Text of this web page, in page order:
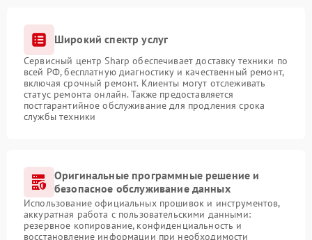
Широкий спектр услуг
Сервисный центр Sharp обеспечивает доставку техники по
всей РФ, бесплатную диагностику и качественный ремонт,
включая срочный ремонт. Клиенты могут отслеживать
статус ремонта онлайн. Также предоставляется
постгарантийное обслуживание для продления срока
службы техники
Оригинальные программные решение и
безопасное обслуживание данных
Использование официальных прошивок и инструментов,
аккуратная работа с пользовательскими данными:
резервное копирование, конфиденциальность и
восстановление информации при необходимости